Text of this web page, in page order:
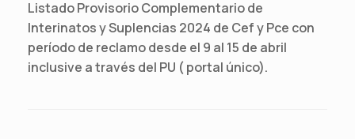
Listado Provisorio Complementario de
Interinatos y Suplencias 2024 de Cef y Pce con
período de reclamo desde el 9 al 15 de abril
inclusive a través del PU ( portal único).